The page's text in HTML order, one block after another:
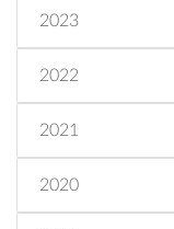
2023
2022
2021
2020